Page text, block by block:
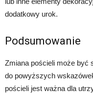
dodatkowy urok.
Podsumowanie
Zmiana pościeli może być
do powyższych
pościeli jest ważna dla